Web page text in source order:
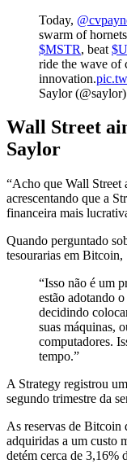
Today,
swarm of
$MSTR, beat
ride the wave of
innovation.
Saylor (@saylor)
Wall Street
Saylor
“Acho que Wall Street
acrescentando que a
financeira mais
Quando perguntado
tesourarias em Bitcoin,
“Isso não é um
estão adotando
decidindo
suas máquinas,
computadores.
tempo.”
A Strategy registrou
segundo trimestre da
As reservas de Bitcoin
adquiridas a um custo
detém cerca de 3,16%